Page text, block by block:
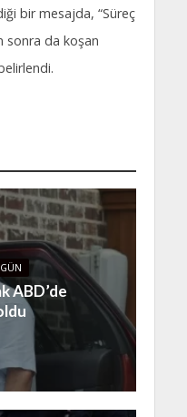
bir mesajda, “Süreç
sonra da koşan
ABD’de